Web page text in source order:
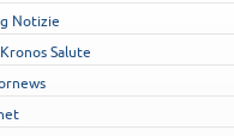
Notizie
Salute